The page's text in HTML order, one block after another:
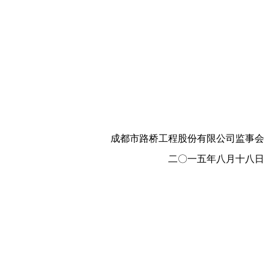
成都市路桥工程股份有限公司监事会
二〇一五年八月十八日